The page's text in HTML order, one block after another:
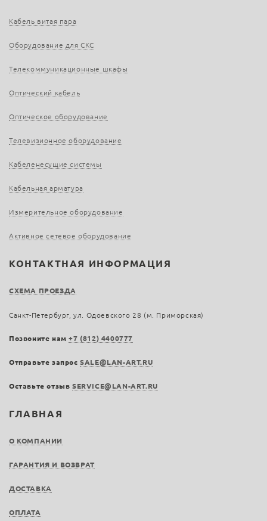
ГЛАВНАЯ
О КОМПАНИИ
ГАРАНТИЯ И ВОЗВРАТ
ДОСТАВКА
ОПЛАТА
Кабель витая пара
Оборудование для СКС
Телекоммуникационные шкафы
Оптический кабель
Оптическое оборудование
Телевизионное оборудование
Кабеленесущие системы
Кабельная арматура
Измерительное оборудование
Активное сетевое оборудование
КОНТАКТНАЯ ИНФОРМАЦИЯ
СХЕМА ПРОЕЗДА
Санкт-Петербург, ул. Одоевского 28 (м. Приморская)
Позвоните нам+7 (812) 4400777
Отправьте запросSALE@LAN-ART.RU
Оставьте отзыв SERVICE@LAN-ART.RU